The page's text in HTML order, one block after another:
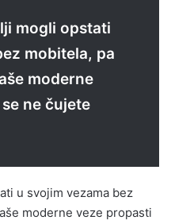
mogli opstati
mobitela, pa
moderne
ne čujete
u svojim vezama bez
moderne veze propasti